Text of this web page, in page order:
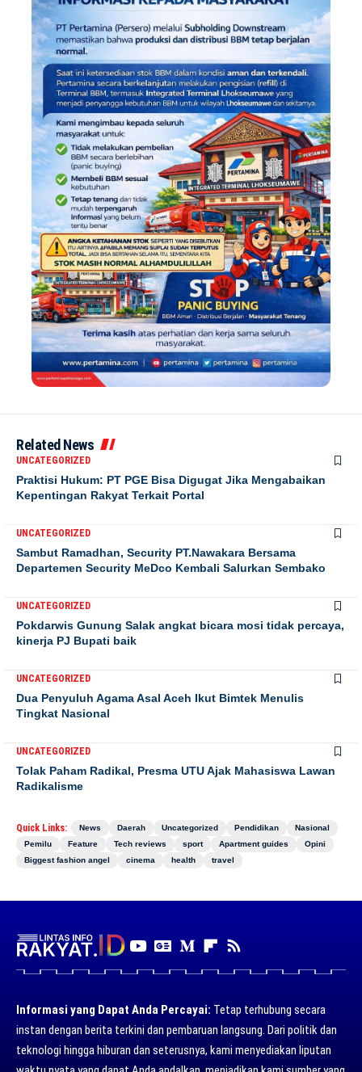
Related News
UNCATEGORIZED
Praktisi Hukum: PT PGE Bisa Digugat Jika Mengabaikan
Kepentingan Rakyat Terkait Portal
UNCATEGORIZED
Sambut Ramadhan, Security PT.Nawakara Bersama
Departemen Security MeDco Kembali Salurkan Sembako
UNCATEGORIZED
Pokdarwis Gunung Salak angkat bicara mosi tidak percaya,
kinerja PJ Bupati baik
UNCATEGORIZED
Dua Penyuluh Agama Asal Aceh Ikut Bimtek Menulis
Tingkat Nasional
UNCATEGORIZED
Tolak Paham Radikal, Presma UTU Ajak Mahasiswa Lawan
Radikalisme
Quick Links: News Daerah Uncategorized Pendidikan
Nasional
Pemilu
Feature Tech reviews sport Apartment guides
Opini
Biggest fashion angel
cinema health travel
Informasi yang Dapat Anda Percayai: Tetap terhubung secara
instan dengan berita terkini dan pembaruan langsung. Dari politik dan
teknologi hingga hiburan dan seterusnya, kami menyediakan liputan